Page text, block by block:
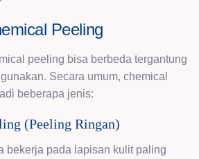
Peeling
peeling bisa berbeda tergantung
Secara umum, chemical
beberapa jenis:
(Peeling Ringan)
bekerja pada lapisan kulit paling